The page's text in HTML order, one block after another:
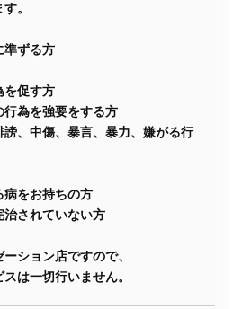
。
準ずる方
を促す方
行為を強要をする方
謗、中傷、暴言、暴力、嫌がる行
病をお持ちの方
治されていない方
ション店ですので、
は一切行いません。